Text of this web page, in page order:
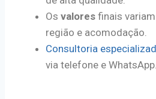
Os valores finais
região e acomodação.
Consultoria
via telefone e WhatsApp.